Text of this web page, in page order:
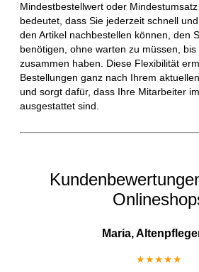
Mindestbestellwert oder
bedeutet, dass Sie jederzeit schnell
den Artikel nachbestellen können, den
benötigen, ohne warten zu müssen,
zusammen haben. Diese Flexibilität
Bestellungen ganz nach Ihrem
und sorgt dafür, dass Ihre Mitarbeiter
ausgestattet sind.
Maria,
★★★★★